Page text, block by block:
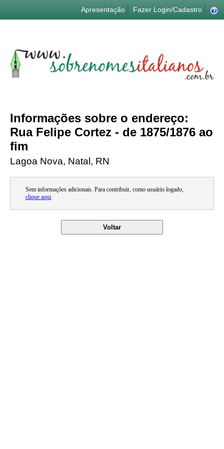
Apresentação Fazer Login/Cadastro
Informações sobre o endereço:
Rua Felipe Cortez - de 1875/1876 ao
fim
Lagoa Nova, Natal, RN
Sem informações adicionais. Para contribuir, como usuário logado,
clique aqui.
Voltar